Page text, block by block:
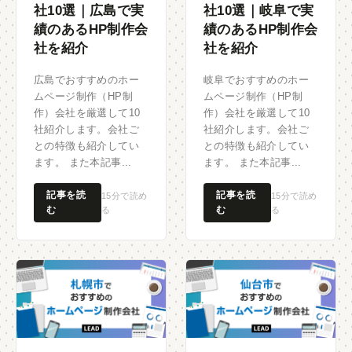
社10選｜広島で実
績のあるHP制作会
社を紹介
広島でおすすめのホー
ムページ制作（HP制
作）会社を厳選して10
社紹介します。会社ご
との特徴も紹介してい
ます。 また本記事...
15分で読め
る
記事を読
む
社10選｜岐阜で実
績のあるHP制作会
社を紹介
岐阜でおすすめのホー
ムページ制作（HP制
作）会社を厳選して10
社紹介します。会社ご
との特徴も紹介してい
ます。 また本記事...
15分で読め
る
記事を読
む